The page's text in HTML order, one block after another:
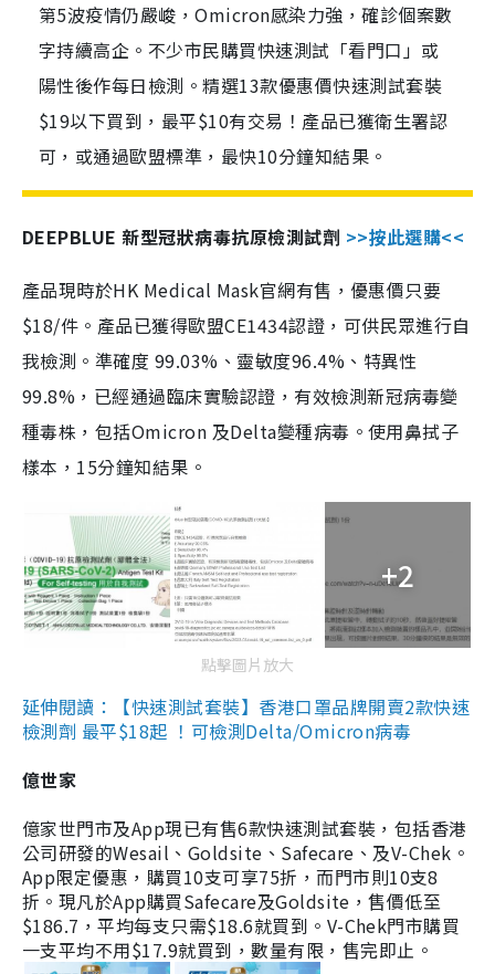
第5波疫情仍嚴峻，Omicron感染力強，確診個案數
字持續高企。不少市民購買快速測試「看門口」或
陽性後作每日檢測。精選13款優惠價快速測試套裝
$19以下買到，最平$10有交易！產品已獲衛生署認
可，或通過歐盟標準，最快10分鐘知結果。
DEEPBLUE 新型冠狀病毒抗原檢測試劑 >>按此選購<<
產品現時於HK Medical Mask官網有售，優惠價只要
$18/件。產品已獲得歐盟CE1434認證，可供民眾進行自
我檢測。準確度 99.03%、靈敏度96.4%、特異性
99.8%，已經通過臨床實驗認證，有效檢測新冠病毒變
種毒株，包括Omicron 及Delta變種病毒。使用鼻拭子
樣本，15分鐘知結果。
+2
點擊圖片放大
延伸閱讀：【快速測試套裝】香港口罩品牌開賣2款快速
檢測劑 最平$18起 ！可檢測Delta/Omicron病毒
億世家
億家世門市及App現已有售6款快速測試套裝，包括香港
公司研發的Wesail、Goldsite、Safecare、及V-Chek。
App限定優惠，購買10支可享75折，而門市則10支8
折。現凡於App購買Safecare及Goldsite，售價低至
$186.7，平均每支只需$18.6就買到。V-Chek門市購買
一支平均不用$17.9就買到，數量有限，售完即止。